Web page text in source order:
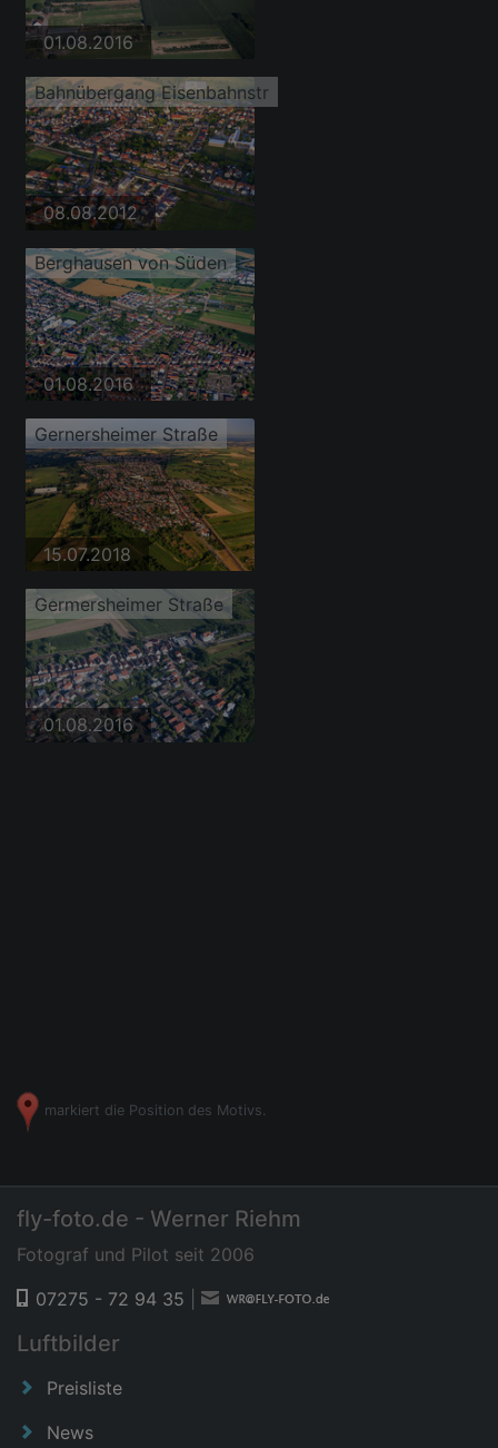
01.08.2016
Bahnübergang Eisenbahnstr
08.08.2012
Berghausen von Süden
01.08.2016
Gernersheimer Straße
15.07.2018
Germersheimer Straße
01.08.2016
markiert die Position des Motivs.
fly-foto.de - Werner Riehm
Fotograf und Pilot seit 2006
07275 - 72 94 35
Luftbilder
Preisliste
News